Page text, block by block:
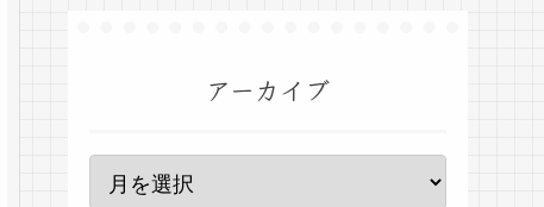
アーカイブ